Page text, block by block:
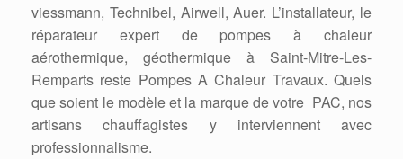
viessmann, Technibel, Airwell, Auer. L’installateur, le
réparateur expert de pompes à chaleur
aérothermique, géothermique à Saint-Mitre-Les-
Remparts reste Pompes A Chaleur Travaux. Quels
que soient le modèle et la marque de votre PAC, nos
artisans chauffagistes y interviennent avec
professionnalisme.